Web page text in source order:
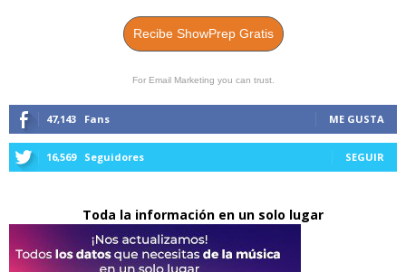
Recibe ShowPrep Gratis
For Email Marketing you can trust.
47,143 Fans ME GUSTA
16,569 Seguidores SEGUIR
Toda la información en un solo lugar